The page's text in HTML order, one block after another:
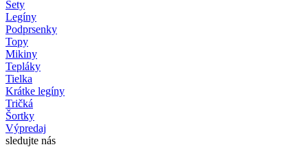
Sety
Legíny
Podprsenky
Topy
Mikiny
Tepláky
Tielka
Krátke legíny
Tričká
Šortky
Výpredaj
sledujte nás